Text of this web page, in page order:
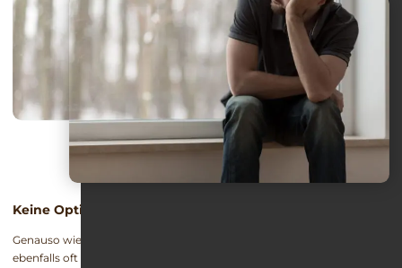
Keine Option: Kalter Entzug von Zolpidem
Genauso wie bei Alkohol oder Drogen erwägen die Betroffenen
ebenfalls oft bei einer Zolpidem-Abhängigkeit, einen kalten Entzug